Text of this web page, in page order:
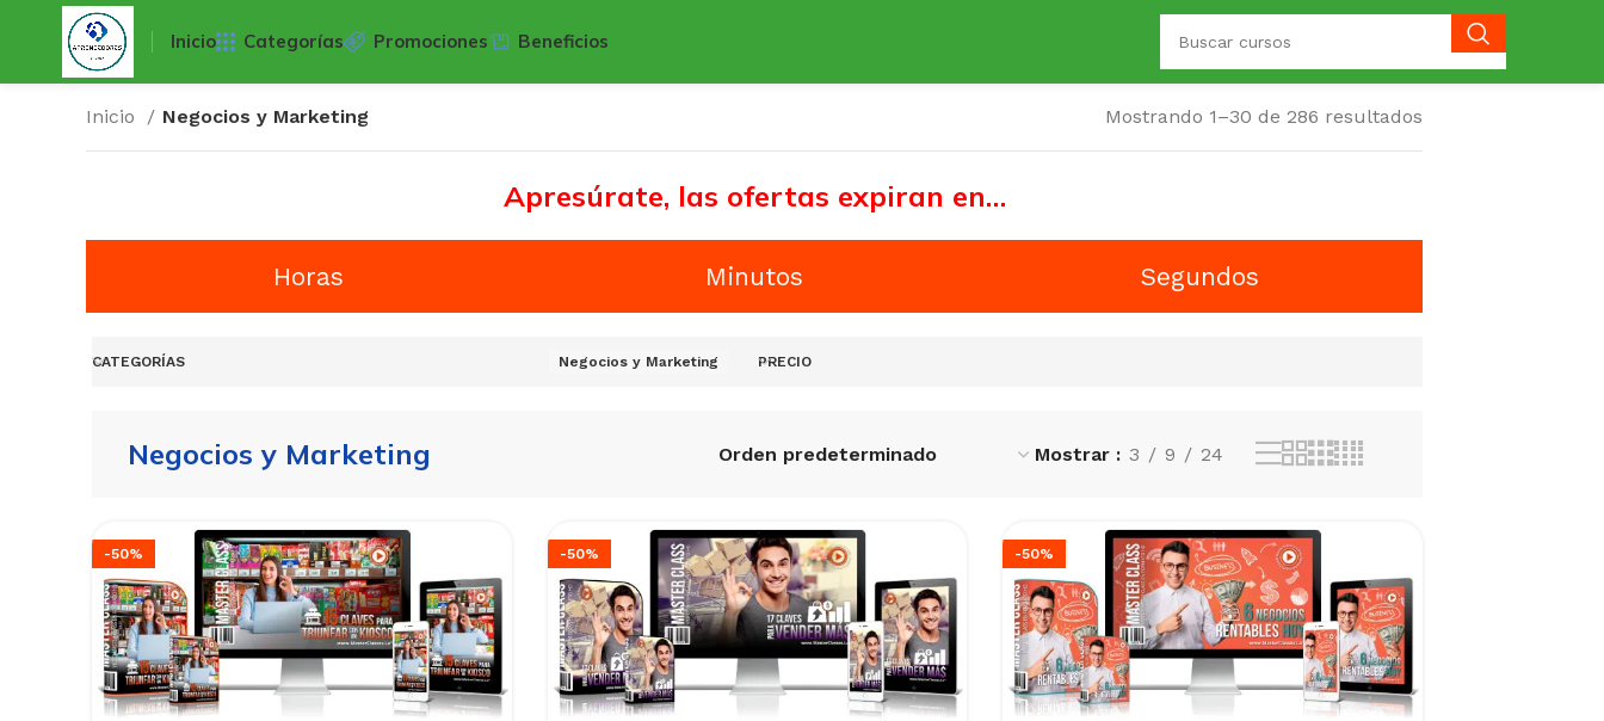
Inicio Categorías Promociones Beneficios
Inicio Negocios y Marketing Mostrando 1–30 de 286 resultados
Apresúrate, las ofertas expiran en…
Horas Minutos Segundos
CATEGORÍAS Negocios y Marketing PRECIO
Negocios y Marketing Mostrar 3 9 24
-50% -50% -50%